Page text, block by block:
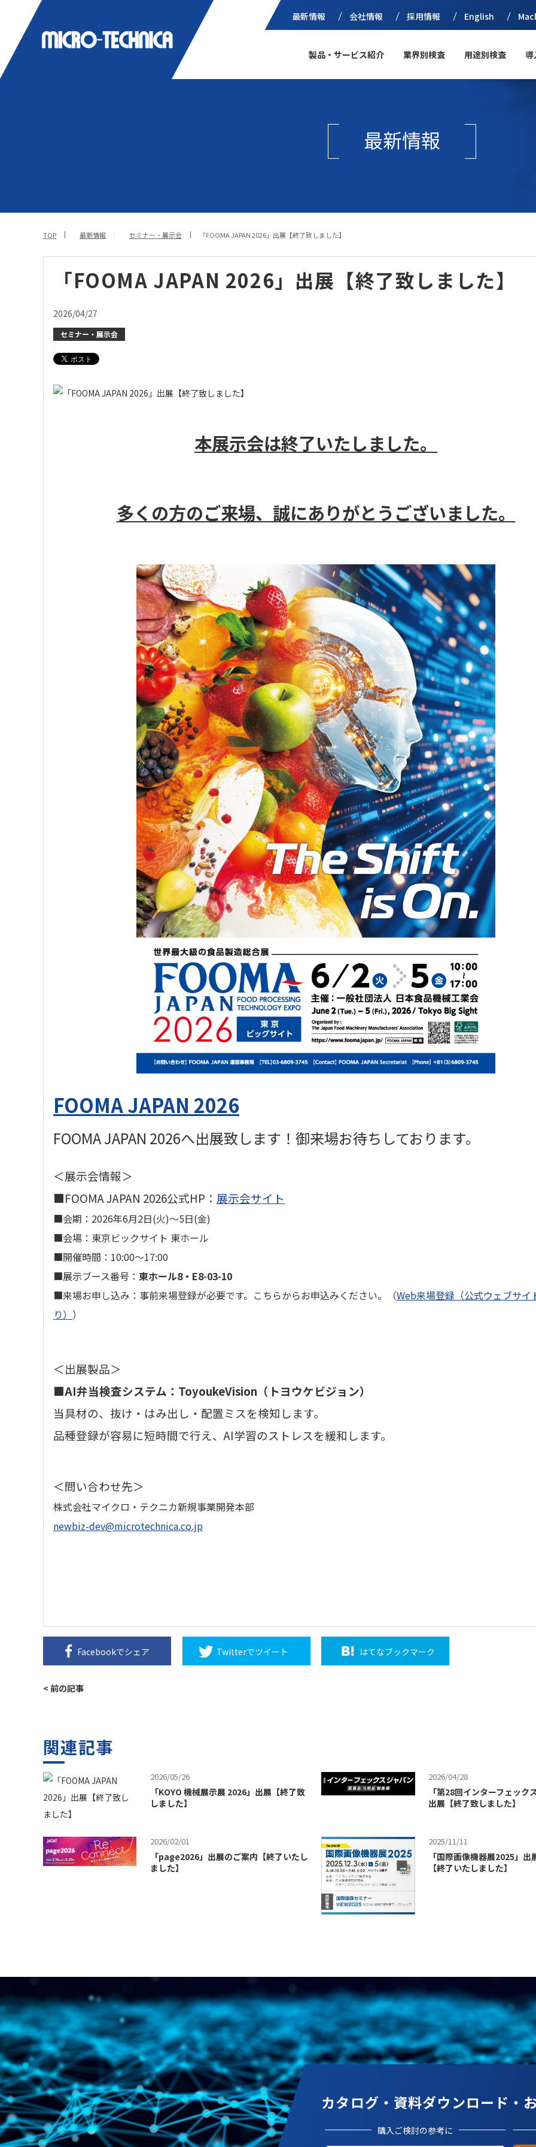
最新情報 会社情報 採用情報 English
製品・サービス紹介 業界別検査 用途別検査 導
最新情報
TOP 最新情報 セミナー・展示会 「FOOMA JAPAN 2026」出展【終了致しました】
「FOOMA JAPAN 2026」出展【終了致しました】
2026/04/27
セミナー・展示会
本展示会は終了いたしました。
多くの方のご来場、誠にありがとうございました。
FOOMA JAPAN 2026
FOOMA JAPAN 2026へ出展致します！御来場お待ちしております。
＜展示会情報＞
■FOOMA JAPAN 2026公式HP： 展示会サイト
■会期：2026年6月2日(火)～5日(金)
■会場：東京ビックサイト 東ホール
■開催時間：10:00～17:00
■展示ブース番号： 東ホール8・E8-03-10
■来場お申し込み：事前来場登録が必要です。こちらからお申込みください。（Web来場登録（公式ウェブサイ
り） ）
＜出展製品＞
■AI弁当検査システム：ToyoukeVision（トヨウケビジョン）
当具材の、抜け・はみ出し・配置ミスを検知します。
品種登録が容易に短時間で行え、AI学習のストレスを緩和します。
＜問い合わせ先＞
株式会社マイクロ・テクニカ新規事業開発本部
newbiz-dev@microtechnica.co.jp
Facebookでシェア Twitterでツイート はてなブックマーク
< 前の記事
関連記事
2026/05/26
「KOYO 機械展示展 2026」出展【終了致
しました】
2026/04/28
「第28回インターフェック
出展【終了致しました】
2026/02/01
「page2026」出展のご案内【終了いたし
ました】
2025/11/11
「国際画像機器展2025」
【終了いたしました】
カタログ・資料ダウンロード・
購入ご検討の参考に